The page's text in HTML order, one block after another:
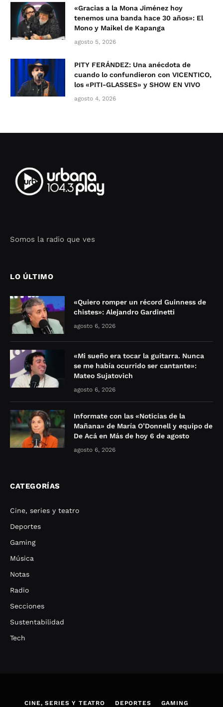
«Gracias a la Mona Jiménez hoy
tenemos una banda hace 30 años»: El
Mono y Maikel de Kapanga
agosto 5, 2026
PITY FERÁNDEZ: Una anécdota de
cuando lo confundieron con VICENTICO,
los «PITI-GLASSES» y SHOW EN VIVO
agosto 4, 2026
Somos la radio que ves
LO ÚLTIMO
«Quiero romper un récord Guinness de
chistes»: Alejandro Gardinetti
agosto 6, 2026
«Mi sueño era tocar la guitarra. Nunca
se me había ocurrido ser cantante»:
Mateo Sujatovich
agosto 6, 2026
Informate con las «Noticias de la
Mañana» de María O’Donnell y equipo de
De Acá en Más de hoy 6 de agosto
agosto 6, 2026
CATEGORÍAS
Cine, series y teatro
Deportes
Gaming
Música
Notas
Radio
Secciones
Sustentabilidad
Tech
CINE, SERIES Y TEATRO DEPORTES GAMING